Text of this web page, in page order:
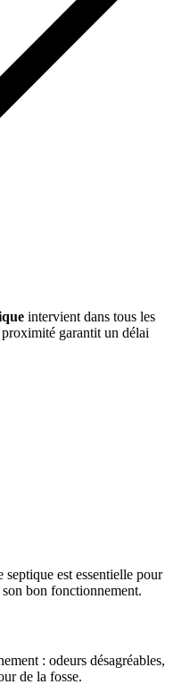
intervient dans tous les
garantit un délai
est essentielle pour
bon fonctionnement.
: odeurs désagréables,
de la fosse.